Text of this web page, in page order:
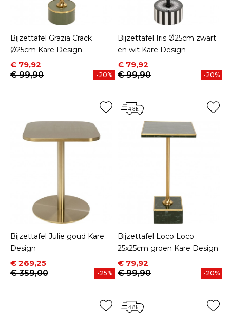
Bijzettafel Grazia Crack
Ø25cm Kare Design
Prijs
€ 79,92
Normale prijs
€ 99,90
-20%
Bijzettafel Iris Ø25cm zwart
en wit Kare Design
Prijs
€ 79,92
Normale prijs
€ 99,90
-20%
Bijzettafel Julie goud Kare
Design
Prijs
€ 269,25
Normale prijs
€ 359,00
-25%
Bijzettafel Loco Loco
25x25cm groen Kare Design
Prijs
€ 79,92
Normale prijs
€ 99,90
-20%